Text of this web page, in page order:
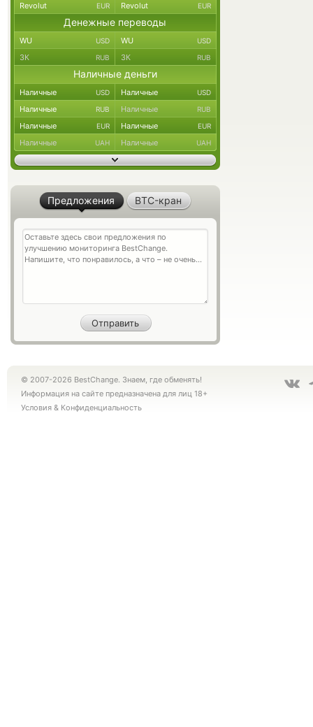
Revolut EUR Revolut EUR
Денежные переводы
WU USD WU USD
ЗК RUB ЗК RUB
Наличные деньги
Наличные USD Наличные USD
Наличные RUB Наличные RUB
Наличные EUR Наличные EUR
Наличные UAH Наличные UAH
Предложения BTC-кран
© 2007-2026 BestChange. Знаем, где обменять!
Информация на сайте предназначена для лиц 18+
Условия & Конфиденциальность